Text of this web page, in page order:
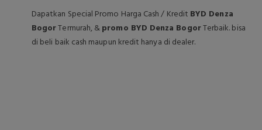
Dapatkan Special Promo Harga Cash / Kredit BYD Atto
BogorTermurah, &promo BYD Atto BogorTerbaik. bisa di
beli baik cash maupun kredit hanya di dealer.